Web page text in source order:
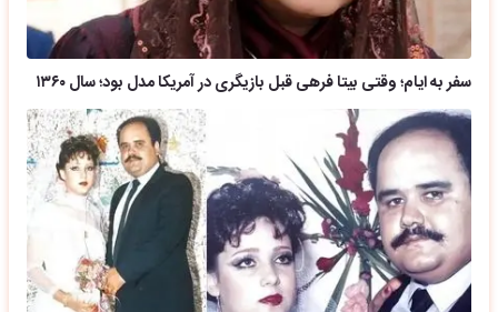
سفر به ایام؛ وقتی بیتا فرهی قبل بازیگری در آمریکا مدل بود؛ سال ۱۳۶۰